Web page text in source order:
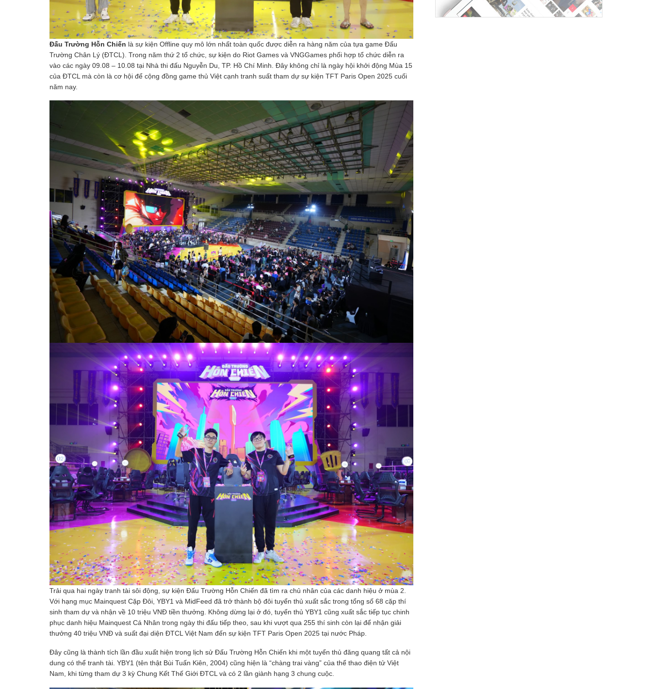
Đấu Trường Hỗn Chiến là sự kiện Offline quy mô lớn nhất toàn quốc được diễn ra hàng năm của tựa game Đấu
Trường Chân Lý (ĐTCL). Trong năm thứ 2 tổ chức, sự kiện do Riot Games và VNGGames phối hợp tổ chức diễn ra
vào các ngày 09.08 – 10.08 tại Nhà thi đấu Nguyễn Du, TP. Hồ Chí Minh. Đây không chỉ là ngày hội khởi động Mùa 15
của ĐTCL mà còn là cơ hội để cộng đồng game thủ Việt cạnh tranh suất tham dự sự kiện TFT Paris Open 2025 cuối
năm nay.
Trải qua hai ngày tranh tài sôi động, sự kiện Đấu Trường Hỗn Chiến đã tìm ra chủ nhân của các danh hiệu ở mùa 2.
Với hạng mục Mainquest Cặp Đôi, YBY1 và MidFeed đã trở thành bộ đôi tuyển thủ xuất sắc trong tổng số 68 cặp thí
sinh tham dự và nhận về 10 triệu VNĐ tiền thưởng. Không dừng lại ở đó, tuyển thủ YBY1 cũng xuất sắc tiếp tục chinh
phục danh hiệu Mainquest Cá Nhân trong ngày thi đấu tiếp theo, sau khi vượt qua 255 thí sinh còn lại để nhận giải
thưởng 40 triệu VNĐ và suất đại diện ĐTCL Việt Nam đến sự kiện TFT Paris Open 2025 tại nước Pháp.
Đây cũng là thành tích lần đầu xuất hiện trong lịch sử Đấu Trường Hỗn Chiến khi một tuyển thủ đăng quang tất cả nội
dung có thể tranh tài. YBY1 (tên thật Bùi Tuấn Kiên, 2004) cũng hiện là “chàng trai vàng” của thể thao điện tử Việt
Nam, khi từng tham dự 3 kỳ Chung Kết Thế Giới ĐTCL và có 2 lần giành hạng 3 chung cuộc.